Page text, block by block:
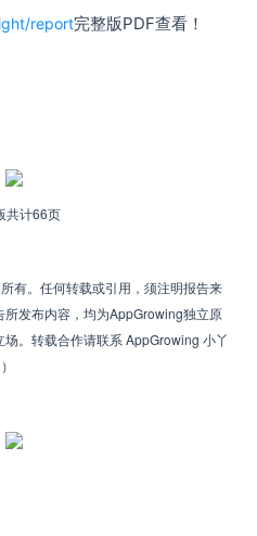
report完整版PDF查看！
共计66页
所有。任何转载或引用，须注明报告来
发布内容，均为AppGrowing独立原
。转载合作请联系 AppGrowing 小丫